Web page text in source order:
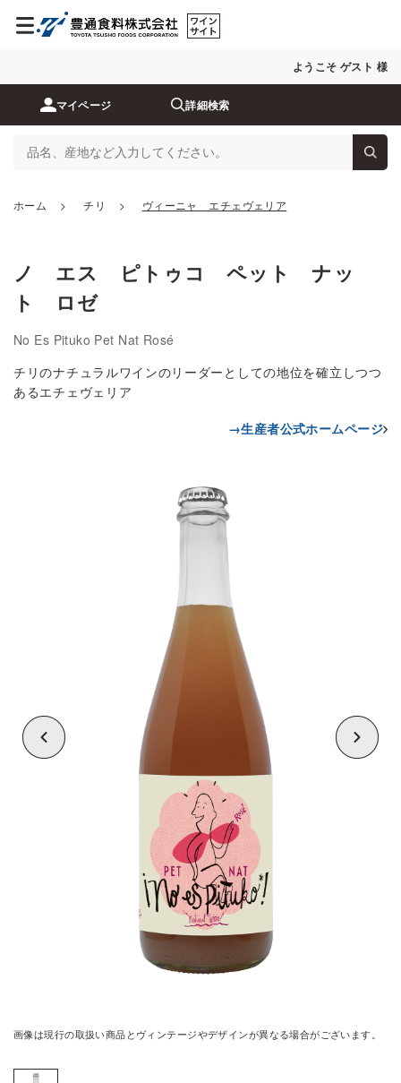
ようこそ ゲスト 様
マイページ 詳細検索
ホーム > チリ > ヴィーニャ エチェヴェリア
ノ エス ピトゥコ ペット ナッ
ト ロゼ
No Es Pituko Pet Nat Rosé
チリのナチュラルワインのリーダーとしての地位を確立しつつ
あるエチェヴェリア
→生産者公式ホームページ
画像は現行の取扱い商品とヴィンテージやデザインが異なる場合がございます。